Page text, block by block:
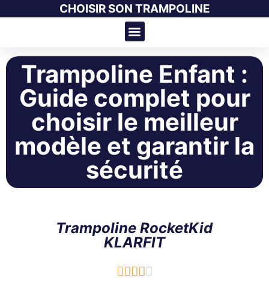
CHOISIR SON TRAMPOLINE
Trampoline Enfant :
Guide complet pour
choisir le meilleur
modèle et garantir la
sécurité
Trampoline RocketKid
KLARFIT
